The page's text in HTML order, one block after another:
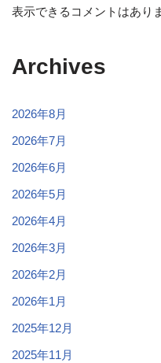
表示できるコメントはあり
Archives
2026年8月
2026年7月
2026年6月
2026年5月
2026年4月
2026年3月
2026年2月
2026年1月
2025年12月
2025年11月